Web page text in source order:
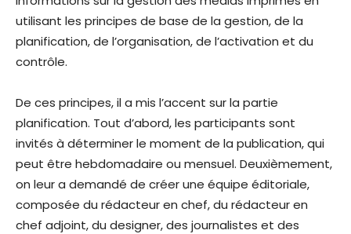
utilisant les principes de base de la gestion, de la
planification, de l’organisation, de l’activation et du
contrôle.
De ces principes, il a mis l’accent sur la partie
planification. Tout d’abord, les participants sont
invités à déterminer le moment de la publication, qui
peut être hebdomadaire ou mensuel. Deuxièmement,
on leur a demandé de créer une équipe éditoriale,
composée du rédacteur en chef, du rédacteur en
chef adjoint, du designer, des journalistes et des